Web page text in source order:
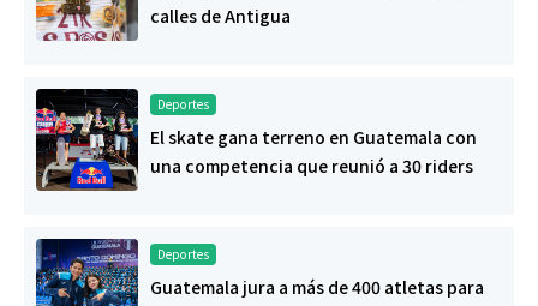
calles de Antigua
Deportes
El skate gana terreno en Guatemala con
una competencia que reunió a 30 riders
Deportes
Guatemala jura a más de 400 atletas para